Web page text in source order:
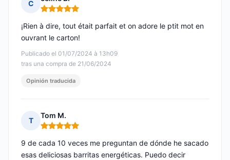
C
Nota: 5 de 5
Publicado el 01/07/2024 à 13h09
tras una compra de 21/06/2024
¡Rien à dire, tout était parfait et on adore le ptit mot en
ouvrant le carton!
Opinión traducida
T
Tom M.
Nota: 5 de 5
9 de cada 10 veces me preguntan de dónde he sacado
esas deliciosas barritas energéticas. Puedo decir